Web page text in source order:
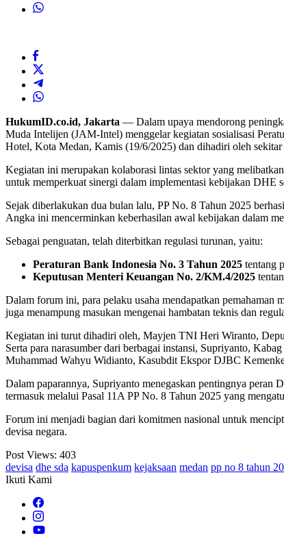
HukumID.co.id, Jakarta — Dalam upaya mendorong
Muda Intelijen (JAM-Intel) menggelar kegiatan sosialisasi
Hotel, Kota Medan, Kamis (19/6/2025) dan dihadiri oleh
Kegiatan ini merupakan kolaborasi lintas sektor yang
untuk memperkuat sinergi dalam implementasi kebijakan DHE
Sejak diberlakukan dua bulan lalu, PP No. 8 Tahun 2025
Angka ini mencerminkan keberhasilan awal kebijakan dalam
Sebagai penguatan, telah diterbitkan regulasi turunan, yaitu:
Peraturan Bank Indonesia No. 3 Tahun 2025 tentang
Keputusan Menteri Keuangan No. 2/KM.4/2025
Dalam forum ini, para pelaku usaha mendapatkan pemahaman
juga menampung masukan mengenai hambatan teknis dan
Kegiatan ini turut dihadiri oleh, Mayjen TNI Heri Wiranto,
Serta para narasumber dari berbagai instansi, Supriyanto,
Muhammad Wahyu Widianto, Kasubdit Ekspor DJBC
Dalam paparannya, Supriyanto menegaskan pentingnya peran
termasuk melalui Pasal 11A PP No. 8 Tahun 2025 yang
Forum ini menjadi bagian dari komitmen nasional untuk
devisa negara.
Post Views: 403
devisa dhe sda kapuspenkum kejaksaan medan pp no 8 tahun
Ikuti Kami